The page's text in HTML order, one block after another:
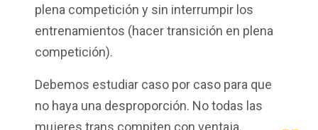
plena competición y sin interrumpir los
entrenamientos (hacer transición en plena
competición).
Debemos estudiar caso por caso para que
no haya una desproporción. No todas las
mujeres trans compiten con ventaja.